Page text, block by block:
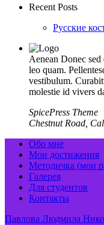
Recent Posts
Русские
Aenean Donec
leo quam.
vestibulum.
molestie id vivers
SpicePress Theme
Chestnut Road,
Обо мне
Мои достижения
Методичка (мои
Галерея
Для студентов
Контакты
Павлова Людмила